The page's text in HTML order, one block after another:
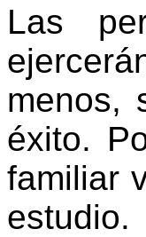
Las
menos,
éxito.
familiar
estudio.